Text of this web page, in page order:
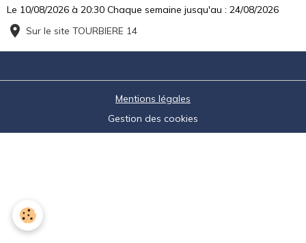
Le 10/08/2026 à 20:30 Chaque semaine jusqu'au : 24/08/2026
Sur le site TOURBIERE 14
Mentions légales
Gestion des cookies